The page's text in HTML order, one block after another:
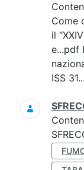
Come
il
e...pdf
ISS 31...